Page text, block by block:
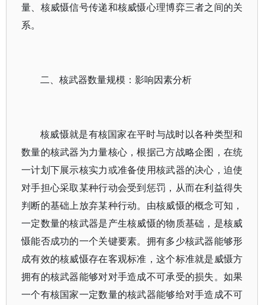
量、核威慑信号传递和核威慑心理博弈三者之间的关
系。
二、核武器数量规模：影响因素分析
核威慑就是有核国家在平时与战时以各种类型和
数量的核武器为力量核心，根据己方战略企图，在统
一计划下展示核实力或准备使用核武器的决心，迫使
对手担心采取某种行动会受到惩罚，从而在利益得失
判断的基础上放弃某种行动。由核威慑的概念可知，
一定数量的核武器是产生核威慑的物质基础，是核威
慑能否成功的一个关键要素。拥有多少核武器能够形
成有效的核威慑存在客观标准，这个标准就是威慑方
拥有的核武器能够对对手造成不可承受的损失。如果
一个有核国家一定数量的核武器能够给对手造成不可